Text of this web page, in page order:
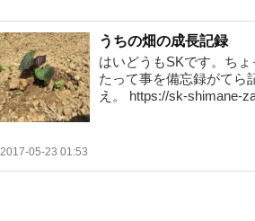
うちの畑の成長記録
はいどうもSKです。ち
たって事を備忘録がてら
え。 https://sk-shimane-
2017-05-23 01:53